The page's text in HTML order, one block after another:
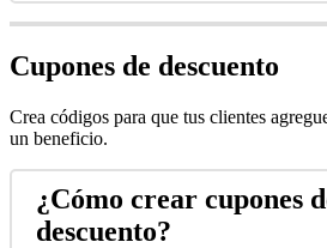
Cupones de descuento
Crea códigos para que tus clientes
un beneficio.
¿Cómo crear cupones
descuento?